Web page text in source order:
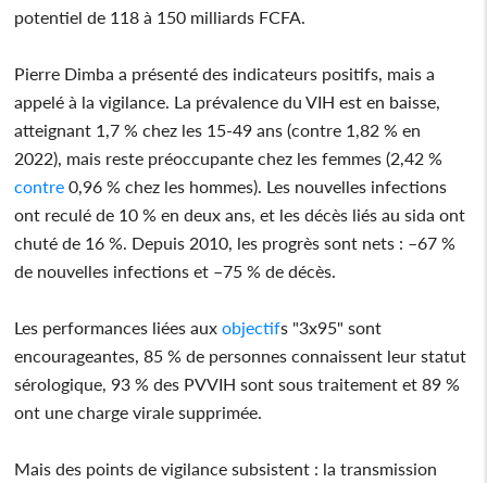
potentiel de 118 à 150 milliards FCFA.
Pierre Dimba a présenté des indicateurs positifs, mais a
appelé à la vigilance. La prévalence du VIH est en baisse,
atteignant 1,7 % chez les 15-49 ans (contre 1,82 % en
2022), mais reste préoccupante chez les femmes (2,42 %
contre 0,96 % chez les hommes). Les nouvelles infections
ont reculé de 10 % en deux ans, et les décès liés au sida ont
chuté de 16 %. Depuis 2010, les progrès sont nets : –67 %
de nouvelles infections et –75 % de décès.
Les performances liées aux objectifs "3x95" sont
encourageantes, 85 % de personnes connaissent leur statut
sérologique, 93 % des PVVIH sont sous traitement et 89 %
ont une charge virale supprimée.
Mais des points de vigilance subsistent : la transmission